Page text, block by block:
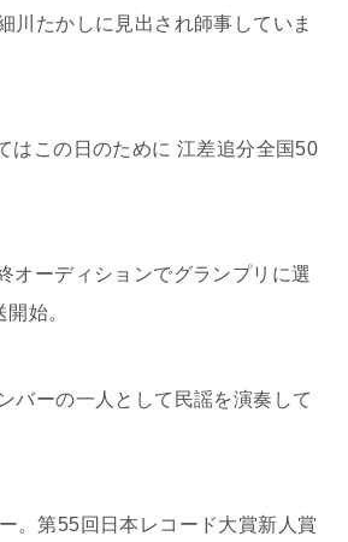
川たかしに見出され師事していま
はこの日のために 江差追分全国50
オーディションでグランプリに選
始。
バーの一人として民謡を演奏して
。第55回日本レコード大賞新人賞